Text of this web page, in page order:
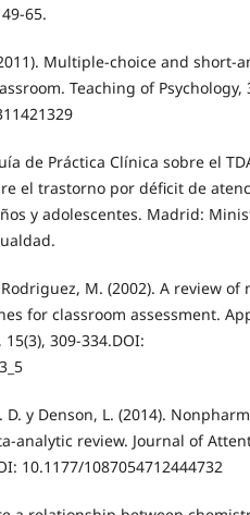
65.
Multiple-choice and short-
Teaching of Psychology,
de Práctica Clínica sobre el
el trastorno por déficit de
y adolescentes. Madrid:
M. (2002). A review of
for classroom assessment.
309-334.DOI:
y Denson, L. (2014).
analytic review. Journal of
10.1177/1087054712444732